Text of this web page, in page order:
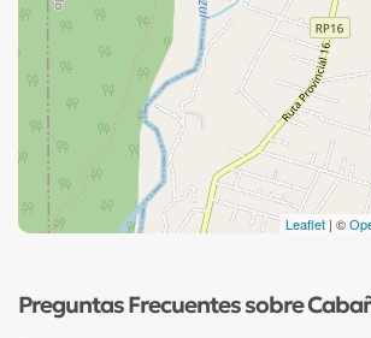
Leaflet | ©
Preguntas Frecuentes sobre